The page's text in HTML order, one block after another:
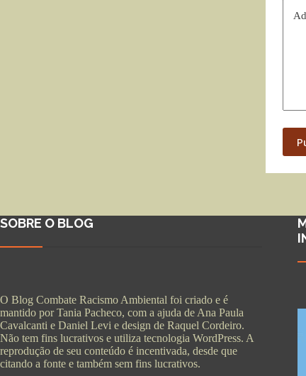
SOBRE O BLOG
O Blog Combate Racismo Ambiental foi criado e é
mantido por Tania Pacheco, com a ajuda de Ana Paula
Cavalcanti e Daniel Levi e design de Raquel Cordeiro.
Não tem fins lucrativos e utiliza tecnologia WordPress. A
reprodução de seu conteúdo é incentivada, desde que
citando a fonte e também sem fins lucrativos.